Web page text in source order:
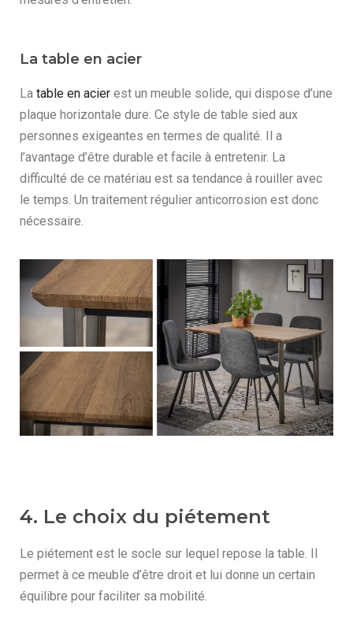
La table en acier
La table en acier est un meuble solide, qui dispose d’une
plaque horizontale dure. Ce style de table sied aux
personnes exigeantes en termes de qualité. Il a
l’avantage d’être durable et facile à entretenir. La
difficulté de ce matériau est sa tendance à rouiller avec
le temps. Un traitement régulier anticorrosion est donc
nécessaire.
4. Le choix du piétement
Le piétement est le socle sur lequel repose la table. Il
permet à ce meuble d’être droit et lui donne un certain
équilibre pour faciliter sa mobilité.